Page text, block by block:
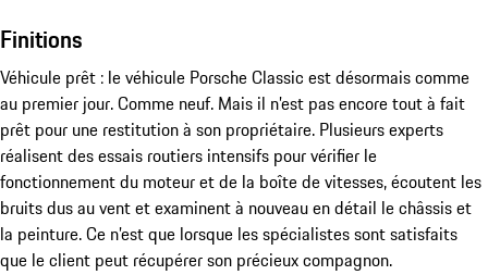
Finitions
Véhicule prêt : le véhicule Porsche Classic est désormais comme
au premier jour. Comme neuf. Mais il n’est pas encore tout à fait
prêt pour une restitution à son propriétaire. Plusieurs experts
réalisent des essais routiers intensifs pour vérifier le
fonctionnement du moteur et de la boîte de vitesses, écoutent les
bruits dus au vent et examinent à nouveau en détail le châssis et
la peinture. Ce n’est que lorsque les spécialistes sont satisfaits
que le client peut récupérer son précieux compagnon.